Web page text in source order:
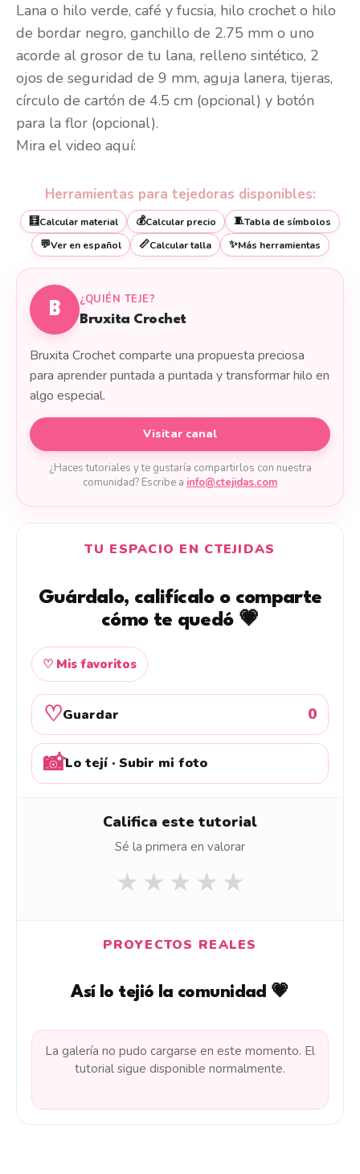
Lana o hilo verde, café y fucsia, hilo crochet o hilo
de bordar negro, ganchillo de 2.75 mm o uno
acorde al grosor de tu lana, relleno sintético, 2
ojos de seguridad de 9 mm, aguja lanera, tijeras,
círculo de cartón de 4.5 cm (opcional) y botón
para la flor (opcional).
Mira el video aquí:
Herramientas para tejedoras disponibles:
🧮Calcular material 💰Calcular precio 🧵Tabla de símbolos
💬Ver en español 📏Calcular talla ✨Más herramientas
B
¿QUIÉN TEJE?
Bruxita Crochet
Bruxita Crochet comparte una propuesta preciosa
para aprender puntada a puntada y transformar hilo en
algo especial.
Visitar canal
¿Haces tutoriales y te gustaría compartirlos con nuestra
comunidad? Escribe a info@ctejidas.com
TU ESPACIO EN CTEJIDAS
Guárdalo, califícalo o comparte
cómo te quedó 💗
♡ Mis favoritos
♡Guardar 0
📸Lo tejí · Subir mi foto
Califica este tutorial
Sé la primera en valorar
★ ★ ★ ★ ★
PROYECTOS REALES
Así lo tejió la comunidad 💗
La galería no pudo cargarse en este momento. El
tutorial sigue disponible normalmente.